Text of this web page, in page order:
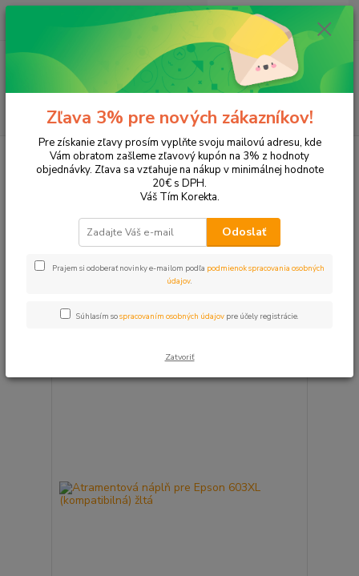
Hľadať
ks
za 0,00 EUR
Tonery a náplne do tlačiarní EPSON Expression Home XP-2105
Expression Home XP-2105
Upresniť parametre
Najdrahšie
Zobrazujem 1-4 z 4
Zľava 3% pre nových zákazníkov!
Pre získanie zľavy prosím vyplňte svoju mailovú adresu, kde
Vám obratom zašleme zľavový kupón na 3% z hodnoty
objednávky. Zľava sa vzťahuje na nákup v minimálnej hodnote
20€ s DPH.
Váš Tím Korekta.
Odoslať
Prajem si odoberať novinky e-mailom podľa podmienok spracovania osobných
údajov.
Súhlasím sospracovaním osobných údajov pre účely registrácie.
Zatvoriť